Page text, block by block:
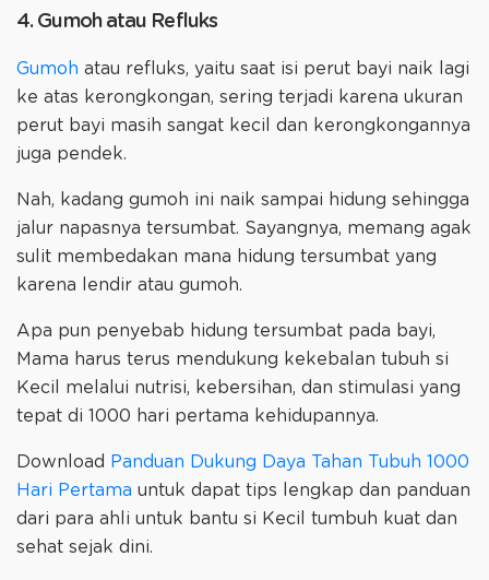
4. Gumoh atau Refluks
Gumoh atau refluks, yaitu saat isi perut bayi naik lagi
ke atas kerongkongan, sering terjadi karena ukuran
perut bayi masih sangat kecil dan kerongkongannya
juga pendek.
Nah, kadang gumoh ini naik sampai hidung sehingga
jalur napasnya tersumbat. Sayangnya, memang agak
sulit membedakan mana hidung tersumbat yang
karena lendir atau gumoh.
Apa pun penyebab hidung tersumbat pada bayi,
Mama harus terus mendukung kekebalan tubuh si
Kecil melalui nutrisi, kebersihan, dan stimulasi yang
tepat di 1000 hari pertama kehidupannya.
Download Panduan Dukung Daya Tahan Tubuh 1000
Hari Pertama untuk dapat tips lengkap dan panduan
dari para ahli untuk bantu si Kecil tumbuh kuat dan
sehat sejak dini.